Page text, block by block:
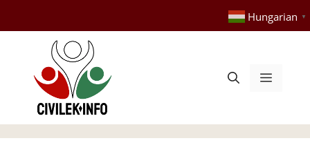
tartalomba
Hungarian ▼
Menü